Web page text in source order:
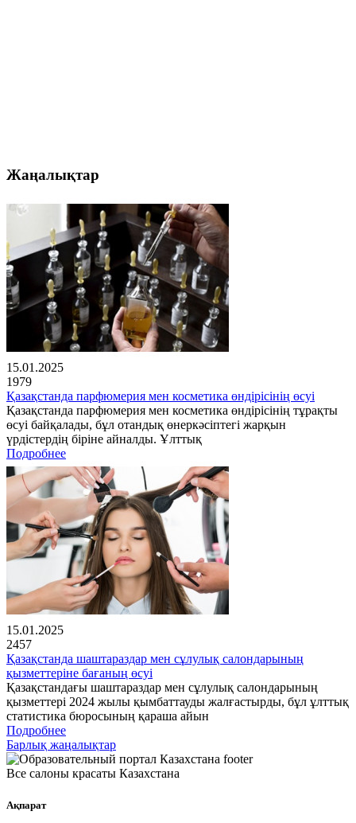
Жаңалықтар
15.01.2025
1979
Қазақстанда парфюмерия мен косметика өндірісінің өсуі
Қазақстанда парфюмерия мен косметика өндірісінің тұрақты
өсуі байқалады, бұл отандық өнеркәсіптегі жарқын
үрдістердің біріне айналды. Ұлттық
Подробнее
15.01.2025
2457
Қазақстанда шаштараздар мен сұлулық салондарының
қызметтеріне бағаның өсуі
Қазақстандағы шаштараздар мен сұлулық салондарының
қызметтері 2024 жылы қымбаттауды жалғастырды, бұл ұлттық
статистика бюросының қараша айын
Подробнее
Барлық жаңалықтар
Все салоны красаты Казахстана
Ақпарат